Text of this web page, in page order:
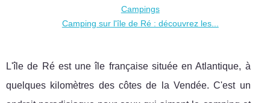
Campings
Camping sur l'île de Ré : découvrez les...
L'île de Ré est une île française située en Atlantique, à
quelques kilomètres des côtes de la Vendée. C'est un